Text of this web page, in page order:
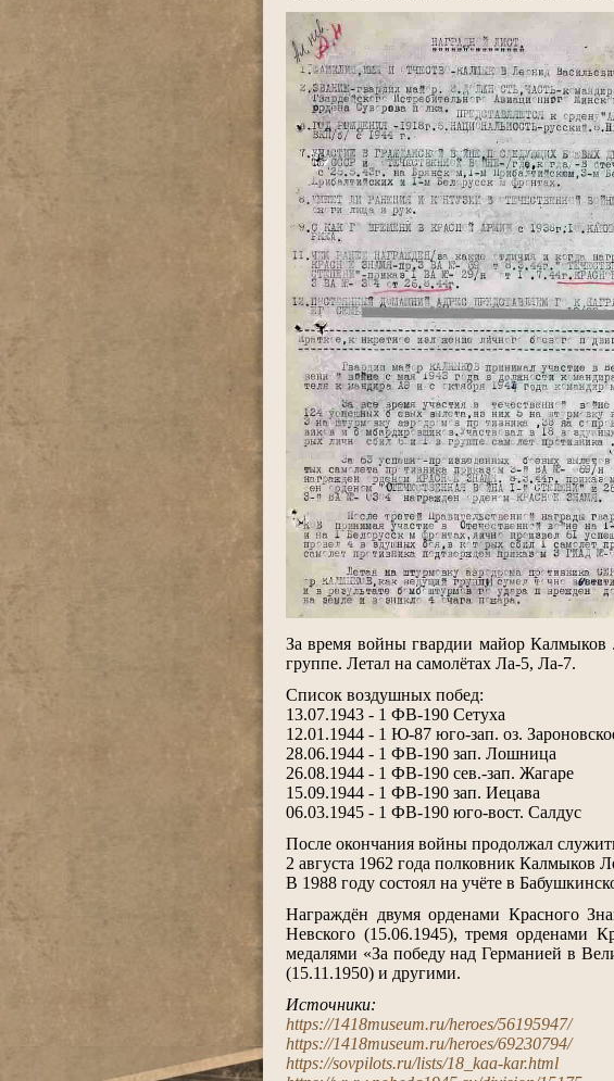
.
За время войны гвардии майор
группе. Летал на самолётах Ла-5, Ла-7.
.
Список воздушных побед:
13.07.1943 - 1 ФВ-190 Сетуха
12.01.1944 - 1 Ю-87 юго-зап. оз.
28.06.1944 - 1 ФВ-190 зап. Лошница
26.08.1944 - 1 ФВ-190 сев.-зап. Жагаре
15.09.1944 - 1 ФВ-190 зап. Иецава
06.03.1945 - 1 ФВ-190 юго-вост. Салдус
.
После окончания войны продолжал
2 августа 1962 года полковник Калмыков
В 1988 году состоял на учёте в
.
Награждён двумя орденами Красного
Невского (15.06.1945), тремя орденами
медалями «За победу над Германией в
(15.11.1950) и другими.
.
Источники:
https://1418museum.ru/heroes/56195947/
https://1418museum.ru/heroes/69230794/
https://sovpilots.ru/lists/18_kaa-kar.html